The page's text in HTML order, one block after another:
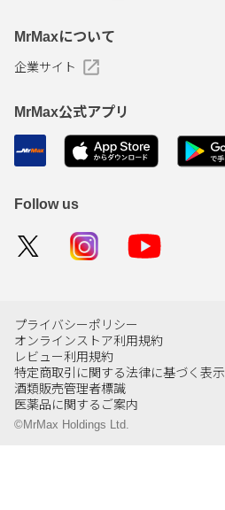
MrMaxについて
企業サイト
MrMax公式アプリ
Follow us
プライバシーポリシー
オンラインストア利用規約
レビュー利用規約
特定商取引に関する法律に基づく表示
酒類販売管理者標識
医薬品に関するご案内
©MrMax Holdings Ltd.